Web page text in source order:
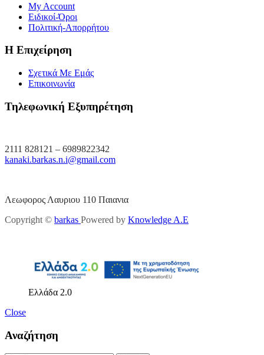
My Account
Ειδικοί-Όροι
Πολιτική-Απορρήτου
Η Επιχείρηση
Σχετικά Με Εμάς
Επικοινωνία
Τηλεφωνική Εξυπηρέτηση
2111 828121 – 6989822342
kanaki.barkas.n.i@gmail.com
Λεωφορος Λαυριου 110 Παιανια
Copyright © barkas Powered by Knowledge A.E
Ελλάδα 2.0
Close
Αναζήτηση